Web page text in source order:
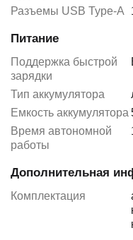
Разъемы USB Type-A
Питание
Поддержка быстрой
зарядки
Тип аккумулятора
Емкость аккумулятора
Время автономной
работы
Дополнительная
Комплектация